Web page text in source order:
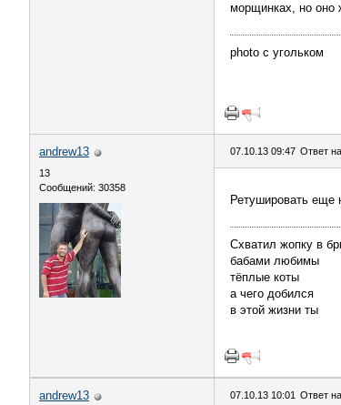
морщинках, но оно
photo с угольком
andrew13
13
Сообщений: 30358
07.10.13 09:47 Ответ
Ретушировать еще
Схватил жопку в
бабами любимы
тёплые коты
а чего добился
в этой жизни ты
andrew13 07.10.13 10:01 Ответ